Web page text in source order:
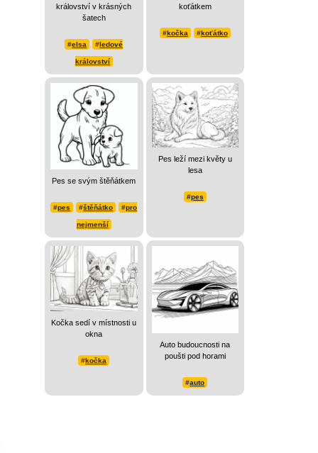
království v krásných
šatech
#elsa #ledové
království
koťátkem
#kočka #koťátko
Pes se svým štěňátkem
#pes #štěňátko #pro
nejmenší
Pes leží mezi květy u
lesa
#pes
Kočka sedí v místnosti u
okna
#kočka
Auto budoucnosti na
poušti pod horami
#auto